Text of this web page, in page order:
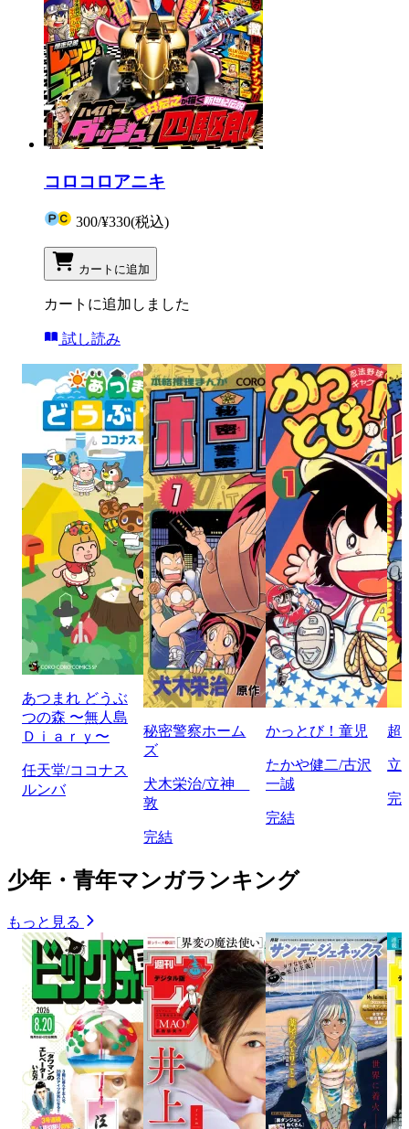
コロコロアニキ
300/¥330(税込)
カートに追加
カートに追加しました
試し読み
あつまれ どうぶ
つの森 〜無人島
Ｄｉａｒｙ〜
任天堂/ココナス
ルンバ
秘密警察ホーム
ズ
犬木栄治/立神
敦
完結
かっとび！童児
たかや健二/古沢
一誠
完結
超
立
完
少年・青年マンガランキング
もっと見る